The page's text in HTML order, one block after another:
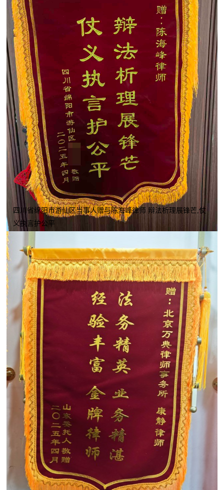
四川省绵阳市游仙区当事人赠与陈海峰律师 辩法析理展锋芒,仗
义执言护公平